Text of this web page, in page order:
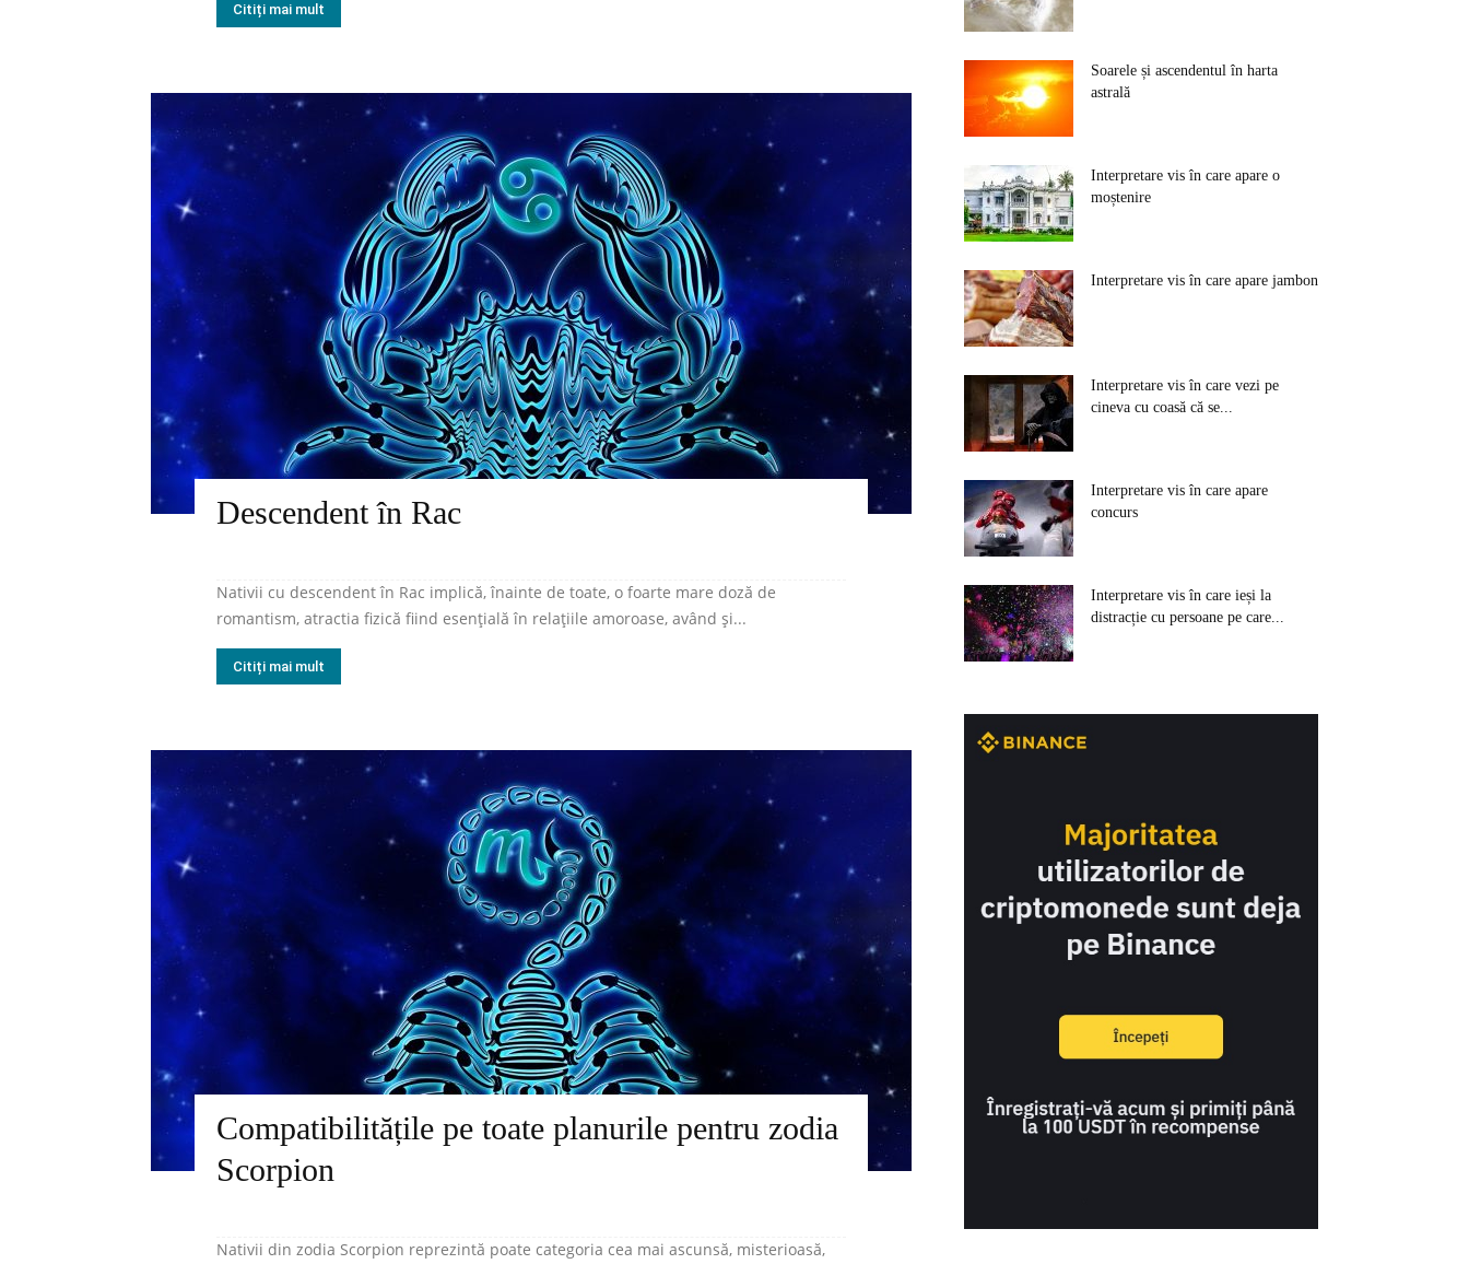
Citiți mai mult
Descendent în Rac
Nativii cu descendent în Rac implică, înainte de toate, o foarte mare doză de
romantism, atractia fizică fiind esențială în relațiile amoroase, având și...
Citiți mai mult
Compatibilitățile pe toate planurile pentru zodia
Scorpion
Nativii din zodia Scorpion reprezintă poate categoria cea mai ascunsă, misterioasă,
Soarele și ascendentul în harta
astrală
Interpretare vis în care apare o
moștenire
Interpretare vis în care apare jambon
Interpretare vis în care vezi pe
cineva cu coasă că se...
Interpretare vis în care apare
concurs
Interpretare vis în care ieși la
distracție cu persoane pe care...